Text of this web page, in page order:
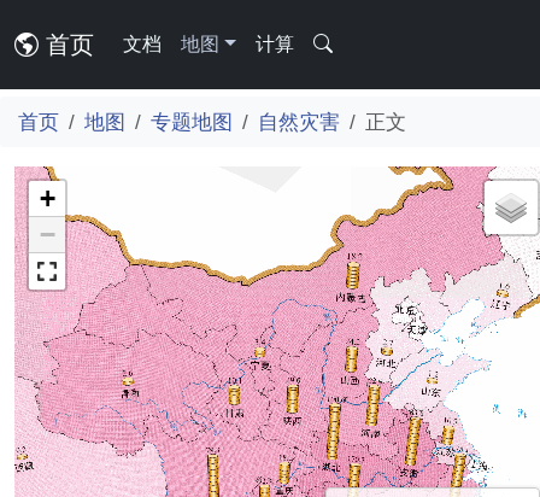
首页 文档 地图 计算
首页 地图 专题地图 自然灾害 正文
+
−